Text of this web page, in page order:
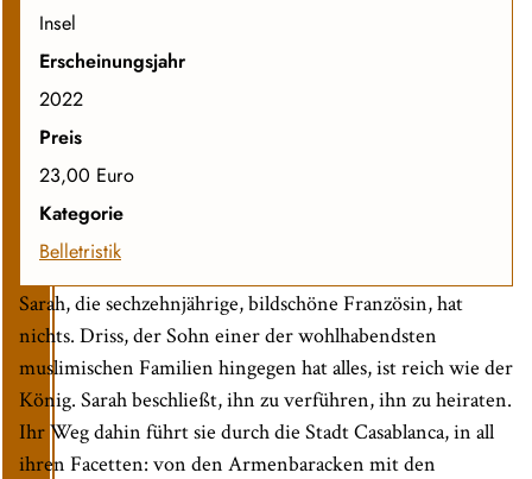
Insel
Erscheinungsjahr
2022
Preis
23,00 Euro
Kategorie
Belletristik
Sarah, die sechzehnjährige, bildschöne Französin, hat
nichts. Driss, der Sohn einer der wohlhabendsten
muslimischen Familien hingegen hat alles, ist reich wie der
König. Sarah beschließt, ihn zu verführen, ihn zu heiraten.
Ihr Weg dahin führt sie durch die Stadt Casablanca, in all
ihren Facetten: von den Armenbaracken mit den